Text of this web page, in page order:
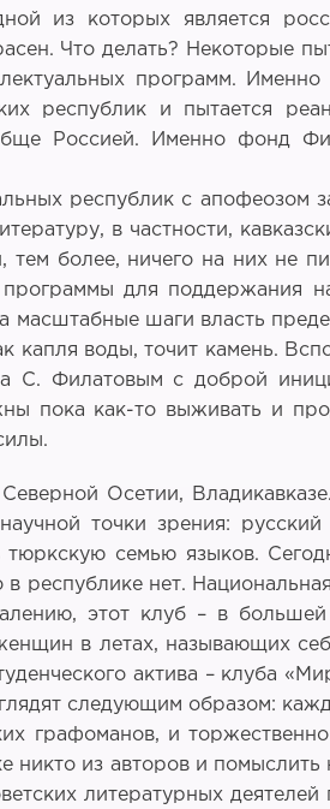
из которых является
Что делать? Некоторые
программ. Именно
республик и пытается
Россией. Именно фонд
республик с апофеозом
в частности,
тем более, ничего на них не
для поддержания
масштабные шаги власть
капля воды, точит камень.
С. Филатовым с доброй
пока как-то выживать и
Осетии,
точки зрения:
семью языков.
республике нет.
этот клуб – в большей
в летах, называющих
актива – клуба
следующим образом:
графоманов, и
из авторов и
литературных